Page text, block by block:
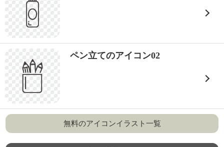
ペン立てのアイコン02
無料のアイコンイラスト一覧